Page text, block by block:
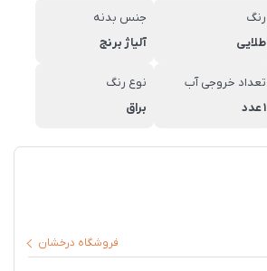
رنگ
طلایی
جنس بدنه
آلیاژ برنج
تعداد خروجی آب
1 عدد
نوع رنگ
براق
فروشگاه درخشان